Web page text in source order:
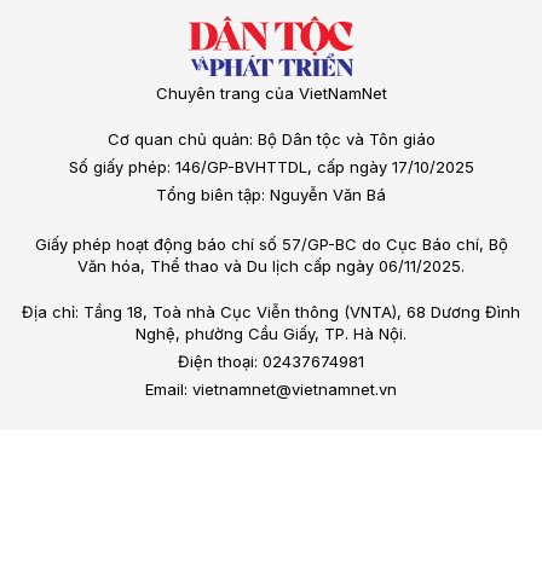
Chuyên trang của VietNamNet
Cơ quan chủ quản: Bộ Dân tộc và Tôn giáo
Số giấy phép: 146/GP-BVHTTDL, cấp ngày 17/10/2025
Tổng biên tập: Nguyễn Văn Bá
Giấy phép hoạt động báo chí số 57/GP-BC do Cục Báo chí, Bộ
Văn hóa, Thể thao và Du lịch cấp ngày 06/11/2025.
Địa chỉ: Tầng 18, Toà nhà Cục Viễn thông (VNTA), 68 Dương Đình
Nghệ, phường Cầu Giấy, TP. Hà Nội.
Điện thoại: 02437674981
Email: vietnamnet@vietnamnet.vn